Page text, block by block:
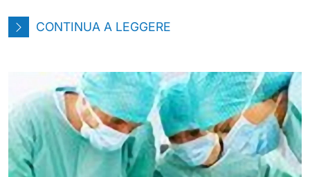
CONTINUA A LEGGERE